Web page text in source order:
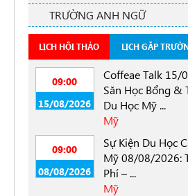
TRƯỜNG ANH NGỮ
LỊCH HỘI THẢO LỊCH GẶP
09:00
15/08/2026
Coffeae Talk 15/
Săn Học Bổng &
Du Học Mỹ ...
Mỹ
09:00
08/08/2026
Sự Kiện Du Học
Mỹ 08/08/2026:
Phí – ...
Mỹ